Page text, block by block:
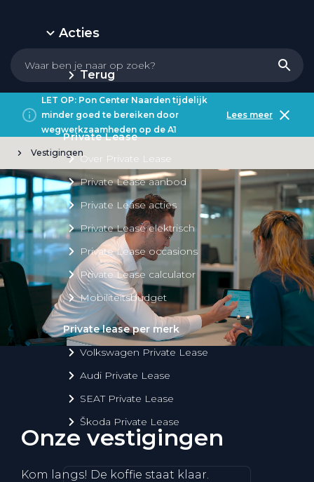
Acties
Terug
Private Lease
Over Private Lease
Private Lease aanbod
Private Lease acties
Private Lease elektrisch
Private Lease occasions
Private Lease calculator
Mobiliteitsbudget
Private lease per merk
Volkswagen Private Lease
Audi Private Lease
SEAT Private Lease
Škoda Private Lease
LET OP: Pon Center Naarden tijdelijk
minder goed te bereiken door
wegwerkzaamheden op de A1
Lees meer
Vestigingen
Onze vestigingen
Kom langs! De koffie staat klaar.